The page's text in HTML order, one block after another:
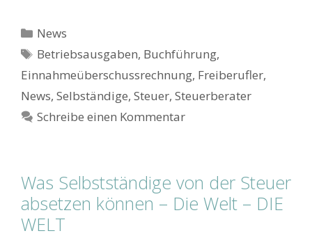
Kategorien
News
Schlagwörter
Betriebsausgaben, Buchführung,
Einnahmeüberschussrechnung, Freiberufler,
News, Selbständige, Steuer, Steuerberater
Schreibe einen Kommentar
Was Selbstständige von der Steuer
absetzen können – Die Welt – DIE
WELT